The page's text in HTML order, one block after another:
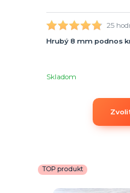
25
Hrubý 8 mm podnos
Skladom
TOP produkt